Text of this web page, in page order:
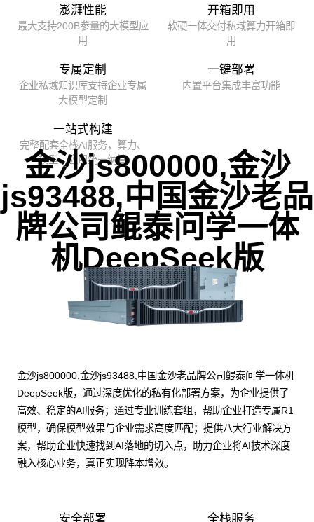
澎湃性能
最大支持200B参量的大模型应
用
开箱即用
软硬一体交付私域算力开箱即
用
专属定制
企业私域知识库支持企业专属
大模型定制
一键部署
内置平台集成丰富功能
一站式构建
完整配套全栈AI服务，算力、
模型、应用统一纳管
金沙js800000,金沙
js93488,中国金沙老品
牌公司鲲泰问学一体
机DeepSeek版
金沙js800000,金沙js93488,中国金沙老品牌公司鲲泰问学一体机
DeepSeek版，通过深度优化的私有化部署方案，为企业提供了
高效、稳定的AI服务；通过专业训练套组，帮助企业打造专属R1
模型，确保模型效果与企业需求高度匹配；提供八大行业解决方
案，帮助企业快速找到AI落地的切入点，助力企业将AI技术深度
融入核心业务，真正实现降本增效。
安全部署 全栈服务